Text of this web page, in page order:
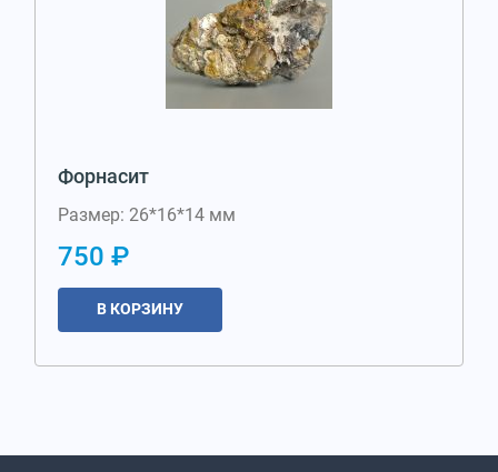
Форнасит
Размер: 26*16*14 мм
750 ₽
В КОРЗИНУ